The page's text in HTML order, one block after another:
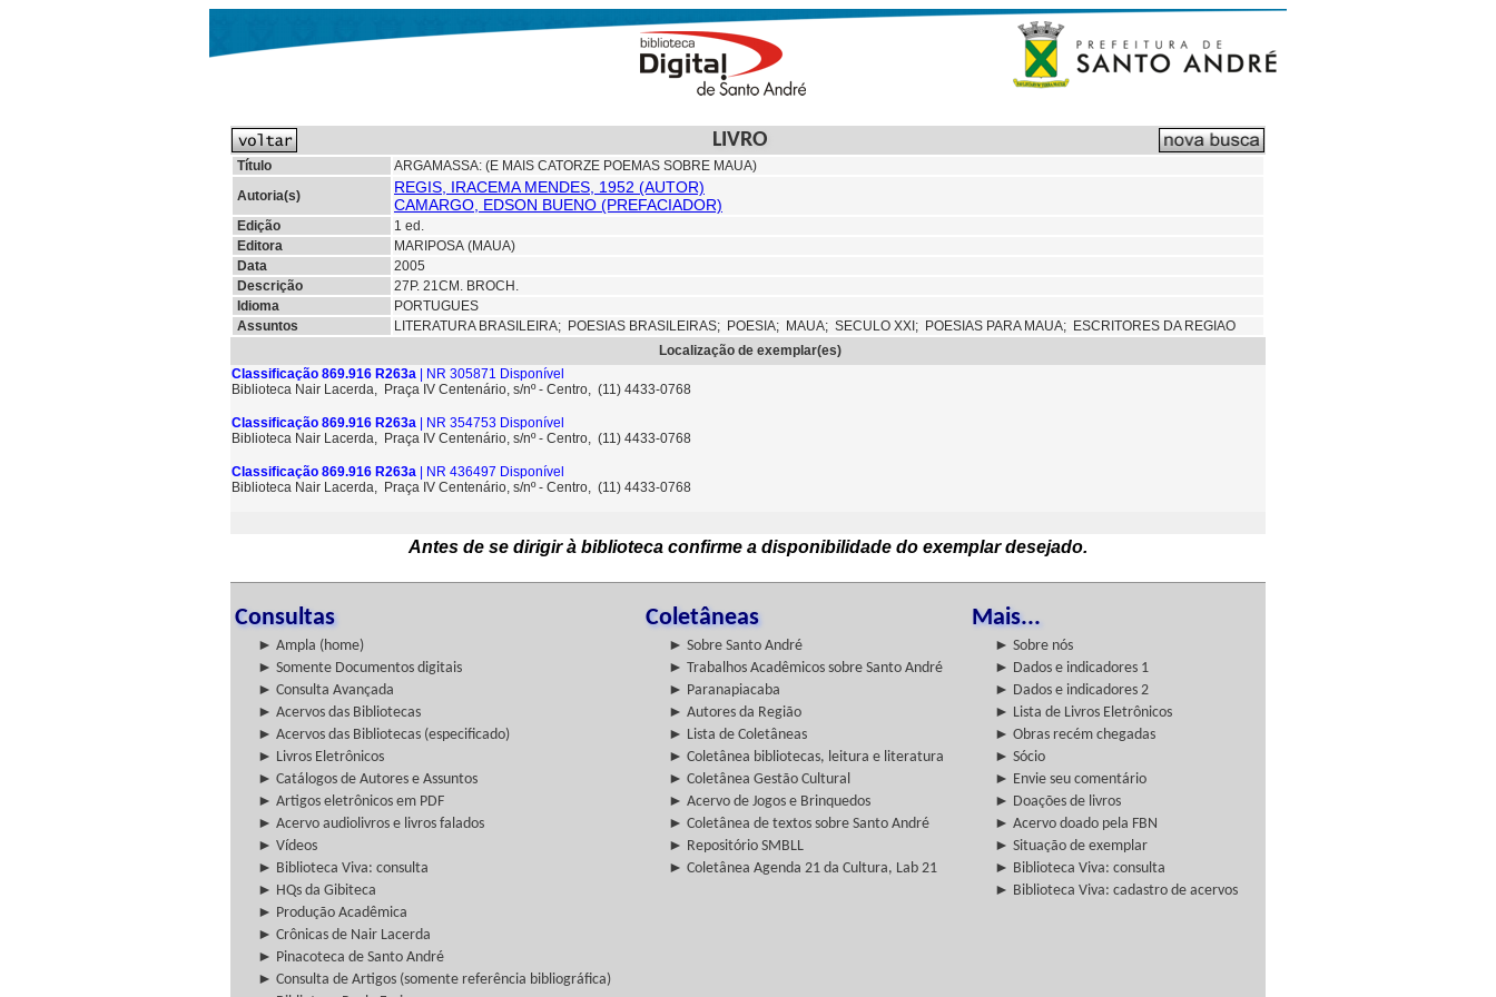
LIVRO
Título
ARGAMASSA: (E MAIS CATORZE POEMAS SOBRE MAUA)
Autoria(s)
REGIS, IRACEMA MENDES, 1952 (AUTOR)
CAMARGO, EDSON BUENO (PREFACIADOR)
Edição
1 ed.
Editora
MARIPOSA (MAUA)
Data
2005
Descrição
27P. 21CM. BROCH.
Idioma
PORTUGUES
Assuntos
LITERATURA BRASILEIRA; POESIAS BRASILEIRAS; POESIA; MAUA; SECULO XXI; POESIAS PARA MAUA; ESCRITORES DA REGIAO
Localização de exemplar(es)
Classificação 869.916 R263a | NR 305871 Disponível
Biblioteca Nair Lacerda, Praça IV Centenário, s/nº - Centro, (11) 4433-0768
Classificação 869.916 R263a | NR 354753 Disponível
Biblioteca Nair Lacerda, Praça IV Centenário, s/nº - Centro, (11) 4433-0768
Classificação 869.916 R263a | NR 436497 Disponível
Biblioteca Nair Lacerda, Praça IV Centenário, s/nº - Centro, (11) 4433-0768
Antes de se dirigir à biblioteca confirme a disponibilidade do exemplar desejado.
Consultas Coletâneas Mais...
► Ampla (home) ► Sobre Santo André
► Sobre nós
► Somente Documentos digitais
► Trabalhos Acadêmicos sobre Santo André
► Dados e indicadores 1
► Consulta Avançada
► Paranapiacaba
► Dados e indicadores 2
► Acervos das Bibliotecas
► Autores da Região
► Lista de Livros Eletrônicos
► Acervos das Bibliotecas (especificado)
► Lista de Coletâneas
► Obras recém chegadas
► Livros Eletrônicos
► Coletânea bibliotecas, leitura e literatura
► Sócio
► Catálogos de Autores e Assuntos
► Coletânea Gestão Cultural
► Envie seu comentário
► Artigos eletrônicos em PDF
► Acervo de Jogos e Brinquedos
► Doações de livros
► Acervo audiolivros e livros falados
► Coletânea de textos sobre Santo André
► Acervo doado pela FBN
► Vídeos
► Repositório SMBLL
► Situação de exemplar
► Biblioteca Viva: consulta
► Coletânea Agenda 21 da Cultura, Lab 21
► Biblioteca Viva: consulta
► HQs da Gibiteca
► Biblioteca Viva: cadastro de acervos
► Produção Acadêmica
► Crônicas de Nair Lacerda
► Pinacoteca de Santo André
► Consulta de Artigos (somente referência bibliográfica)